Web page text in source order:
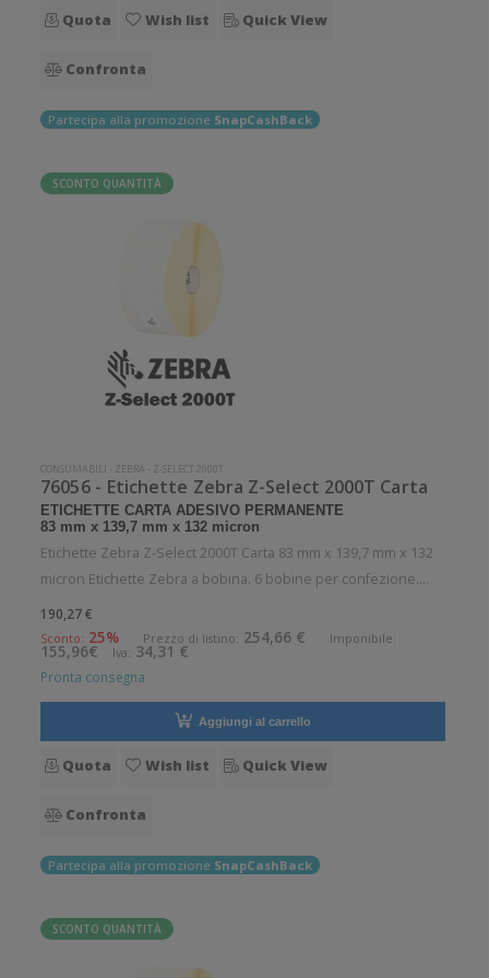
Quota Wish list Quick View
Confronta
Partecipa alla promozione SnapCashBack
SCONTO QUANTITÀ
CONSUMABILI - ZEBRA - Z-SELECT 2000T
76056 - Etichette Zebra Z-Select 2000T Carta
ETICHETTE CARTA ADESIVO PERMANENTE
83 mm x 139,7 mm x 132 micron
Etichette Zebra Z-Select 2000T Carta 83 mm x 139,7 mm x 132
micron Etichette Zebra a bobina. 6 bobine per confezione.
1040 etichette per bobina. Etichette in carta con adesivo
permanente. Diametro interno: 76 mm. Diametro esterno: 200
mm. Tipo: Sup
190,27 €
Sconto: 25% Prezzo di listino: 254,66 € Imponibile:
155,96€ Iva: 34,31 €
Pronta consegna
Aggiungi al carrello
Quota Wish list Quick View
Confronta
Partecipa alla promozione SnapCashBack
SCONTO QUANTITÀ